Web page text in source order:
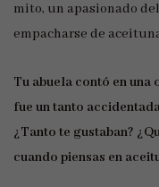
mito, un apasionado
empacharse de
Tu abuela contó en una
fue un tanto
¿Tanto te gustaban?
cuando piensas en